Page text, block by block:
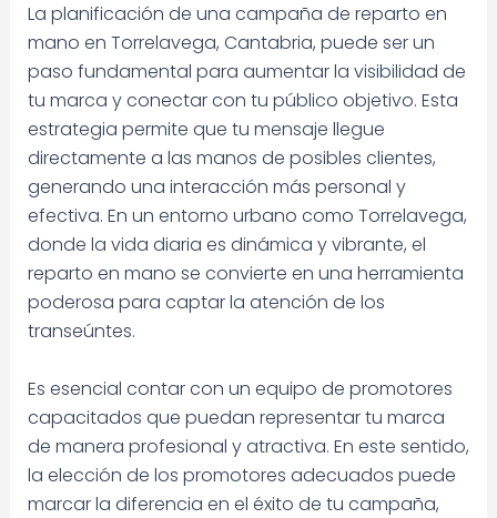
La planificación de una campaña de reparto en
mano en Torrelavega, Cantabria, puede ser un
paso fundamental para aumentar la visibilidad de
tu marca y conectar con tu público objetivo. Esta
estrategia permite que tu mensaje llegue
directamente a las manos de posibles clientes,
generando una interacción más personal y
efectiva. En un entorno urbano como Torrelavega,
donde la vida diaria es dinámica y vibrante, el
reparto en mano se convierte en una herramienta
poderosa para captar la atención de los
transeúntes.
Es esencial contar con un equipo de promotores
capacitados que puedan representar tu marca
de manera profesional y atractiva. En este sentido,
la elección de los promotores adecuados puede
marcar la diferencia en el éxito de tu campaña,